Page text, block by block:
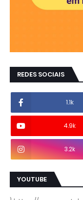
REDES SOCIAIS
1.1k
4.9k
3.2k
YOUTUBE